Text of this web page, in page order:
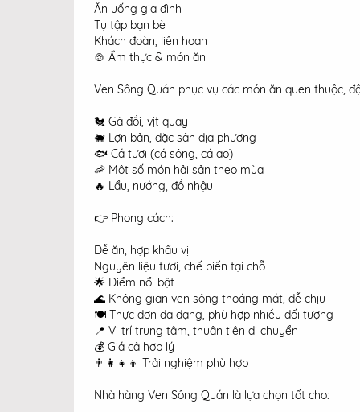
Ăn uống gia đình
Tụ tập bạn bè
Khách đoàn, liên hoan
🍲 Ẩm thực & món ăn
Ven Sông Quán phục vụ các món ăn quen thuộc,
🐔 Gà đồi, vịt quay
🐖 Lợn bản, đặc sản địa phương
🐟 Cá tươi (cá sông, cá ao)
🦐 Một số món hải sản theo mùa
🔥 Lẩu, nướng, đồ nhậu
👉 Phong cách:
Dễ ăn, hợp khẩu vị
Nguyên liệu tươi, chế biến tại chỗ
🌟 Điểm nổi bật
🌊 Không gian ven sông thoáng mát, dễ chịu
🍽️ Thực đơn đa dạng, phù hợp nhiều đối tượng
📍 Vị trí trung tâm, thuận tiện di chuyển
💰 Giá cả hợp lý
👨‍👩‍👧‍👦 Trải nghiệm phù hợp
Nhà hàng Ven Sông Quán là lựa chọn tốt cho: